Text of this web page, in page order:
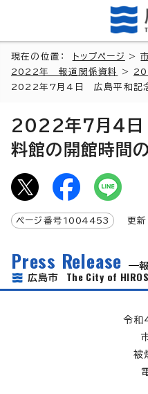
現在の位置： トップページ >
2022年 報道関係資料
>
2022年7月4日 広島平和記
2022年7月4日
料館の開館時間
ページ番号 1004453 更新
Press Release
広島市 The City of
令和
被